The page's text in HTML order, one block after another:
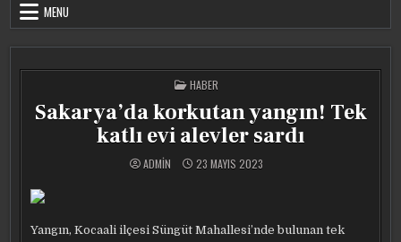
MENU
POSTED
IN
HABER
Sakarya’da korkutan yangın! Tek
katlı evi alevler sardı
ADMIN 23 MAYIS 2023
Yangın, Kocaali ilçesi Süngüt Mahallesi’nde bulunan tek